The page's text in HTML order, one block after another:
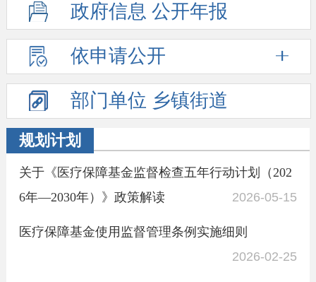
政府信息 公开年报
依申请公开
部门单位 乡镇街道
规划计划
关于《医疗保障基金监督检查五年行动计划（202
6年—2030年）》政策解读
2026-05-15
医疗保障基金使用监督管理条例实施细则
2026-02-25